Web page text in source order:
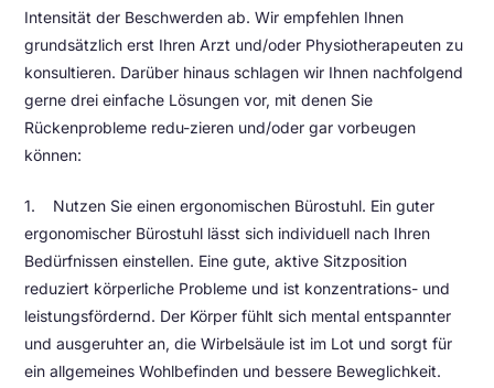
Intensität der Beschwerden ab. Wir empfehlen Ihnen
grundsätzlich erst Ihren Arzt und/oder Physiotherapeuten zu
konsultieren. Darüber hinaus schlagen wir Ihnen nachfolgend
gerne drei einfache Lösungen vor, mit denen Sie
Rückenprobleme redu-zieren und/oder gar vorbeugen
können:
1. Nutzen Sie einen ergonomischen Bürostuhl. Ein guter
ergonomischer Bürostuhl lässt sich individuell nach Ihren
Bedürfnissen einstellen. Eine gute, aktive Sitzposition
reduziert körperliche Probleme und ist konzentrations- und
leistungsfördernd. Der Körper fühlt sich mental entspannter
und ausgeruhter an, die Wirbelsäule ist im Lot und sorgt für
ein allgemeines Wohlbefinden und bessere Beweglichkeit.